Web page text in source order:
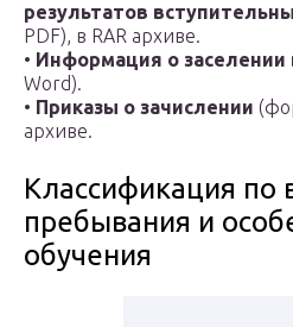
результатов
PDF), в RAR архиве.
• Информация о
Word).
• Приказы о зачислении
архиве.
Классификация по
пребывания и
обучения